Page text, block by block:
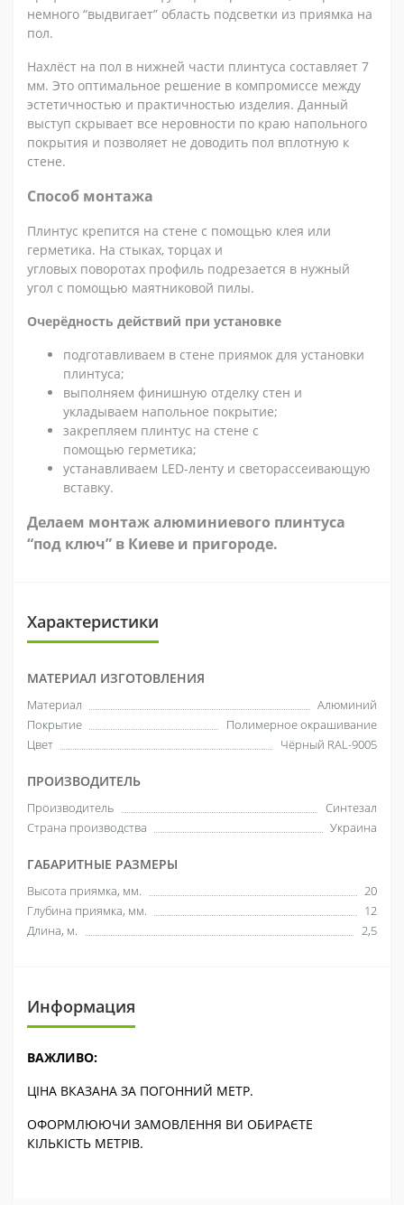
немного “выдвигает” область подсветки из приямка на
пол.
Нахлёст на пол в нижней части плинтуса составляет 7
мм. Это оптимальное решение в компромиссе между
эстетичностью и практичностью изделия. Данный
выступ скрывает все неровности по краю напольного
покрытия и позволяет не доводить пол вплотную к
стене.
Способ монтажа
Плинтус крепится на стене с помощью клея или
герметика. На стыках, торцах и
угловых поворотах профиль подрезается в нужный
угол с помощью маятниковой пилы.
Очерёдность действий при установке
подготавливаем в стене приямок для установки
плинтуса;
выполняем финишную отделку стен и
укладываем напольное покрытие;
закрепляем плинтус на стене с
помощью герметика;
устанавливаем LED-ленту и светорассеивающую
вставку.
Делаем монтаж алюминиевого плинтуса
“под ключ” в Киеве и пригороде.
Характеристики
МАТЕРИАЛ ИЗГОТОВЛЕНИЯ
Материал
Алюминий
Покрытие
Полимерное окрашивание
Цвет
Чёрный RAL-9005
ПРОИЗВОДИТЕЛЬ
Производитель
Синтезал
Страна производства
Украина
ГАБАРИТНЫЕ РАЗМЕРЫ
Высота приямка, мм.
20
Глубина приямка, мм.
12
Длина, м.
2,5
Информация
ВАЖЛИВО:
ЦІНА ВКАЗАНА ЗА ПОГОННИЙ МЕТР.
ОФОРМЛЮЮЧИ ЗАМОВЛЕННЯ ВИ ОБИРАЄТЕ
КІЛЬКІСТЬ МЕТРІВ.